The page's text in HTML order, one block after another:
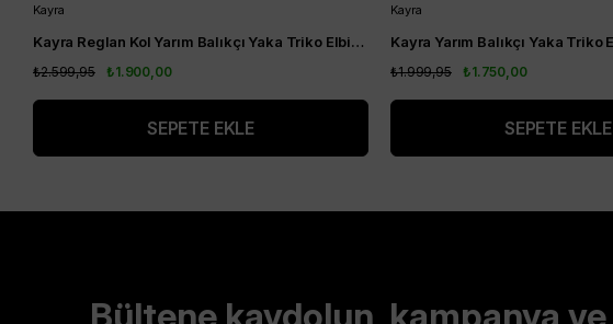
Kayra
Kayra Reglan Kol Yarım Balıkçı Yaka Triko Elbise Bej KA-A23-TRK08
₺1.900,00
₺2.599,95
SEPETE EKLE
Kayra
₺1.750,00
₺1.999,95
SEPETE EKLE